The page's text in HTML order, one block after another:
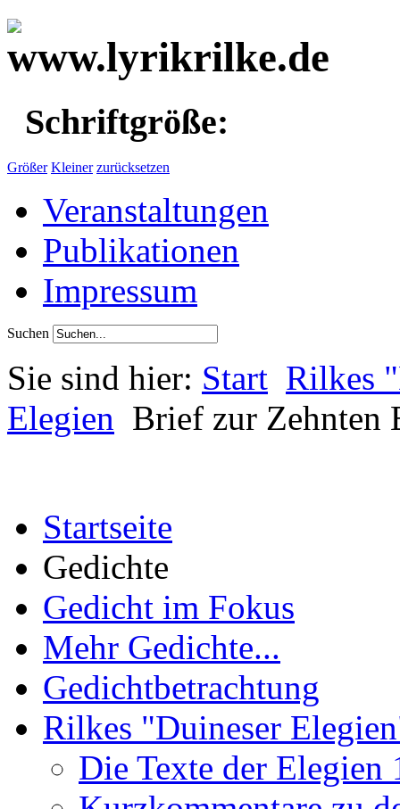
Schriftgröße:
Größer Kleiner zurücksetzen
Veranstaltungen
Publikationen
Impressum
Suchen
Sie sind hier: Start Rilkes
Elegien Brief zur Zehnten
Startseite
Gedichte
Gedicht im Fokus
Mehr Gedichte...
Gedichtbetrachtung
Rilkes "Duineser
Die Texte der Elegien